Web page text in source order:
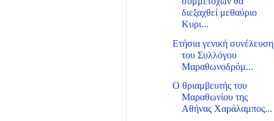
διεξαχθεί μεθαύριο
Κυρι...
Ετήσια γενική συνέλευση
του Συλλόγου
Μαραθωνοδρόμ...
Ο θριαμβευτής του
Μαραθωνίου της
Αθήνας Χαράλαμπος...